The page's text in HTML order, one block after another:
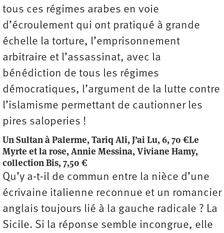
tous ces régimes arabes en voie
d’écroulement qui ont pratiqué à grande
échelle la torture, l’emprisonnement
arbitraire et l’assassinat, avec la
bénédiction de tous les régimes
démocratiques, l’argument de la lutte contre
l’islamisme permettant de cautionner les
pires saloperies !
Un Sultan à Palerme, Tariq Ali, J’ai Lu, 6, 70 €Le
Myrte et la rose, Annie Messina, Viviane Hamy,
collection Bis, 7,50 €
Qu’y a-t-il de commun entre la nièce d’une
écrivaine italienne reconnue et un romancier
anglais toujours lié à la gauche radicale ? La
Sicile. Si la réponse semble incongrue, elle